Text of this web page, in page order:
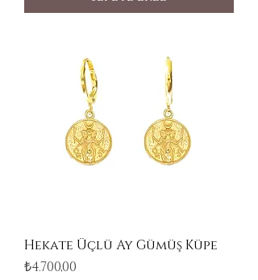
Hekate Üçlü Ay Gümüş Küpe
Fiyat
₺4.700,00